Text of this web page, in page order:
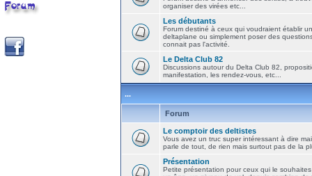
organiser des virées etc...
Les débutants
Forum destiné à ceux qui voudraient établir
deltaplane ou simplement poser des
connait pas l'activité.
Le Delta Club 82
Discussions autour du Delta Club 82,
manifestation, les rendez-vous, etc...
...
Forum
Le comptoir des deltistes
Vous avez un truc super intéressant à dire
parle de tout, de rien mais surtout pas de la
Présentation
Petite présentation pour ceux qui le